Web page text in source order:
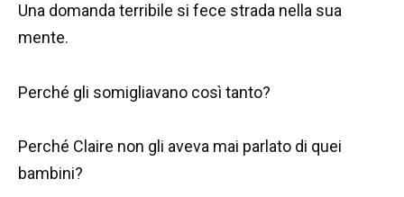
Una domanda terribile si fece strada nella sua
mente.
Perché gli somigliavano così tanto?
Perché Claire non gli aveva mai parlato di quei
bambini?